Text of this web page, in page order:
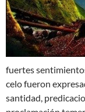
fuertes
celo fueron
santidad,